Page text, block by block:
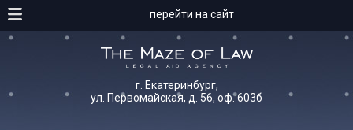
перейти на сайт
г. Екатеринбург,
ул. Первомайская, д. 56, оф. 603б